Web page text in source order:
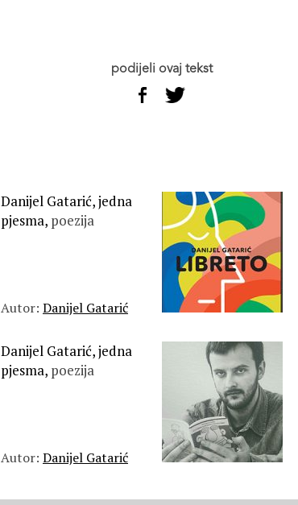
podijeli ovaj tekst
Danijel Gatarić, jedna
pjesma, poezija
Autor: Danijel Gatarić
Danijel Gatarić, jedna
pjesma, poezija
Autor: Danijel Gatarić